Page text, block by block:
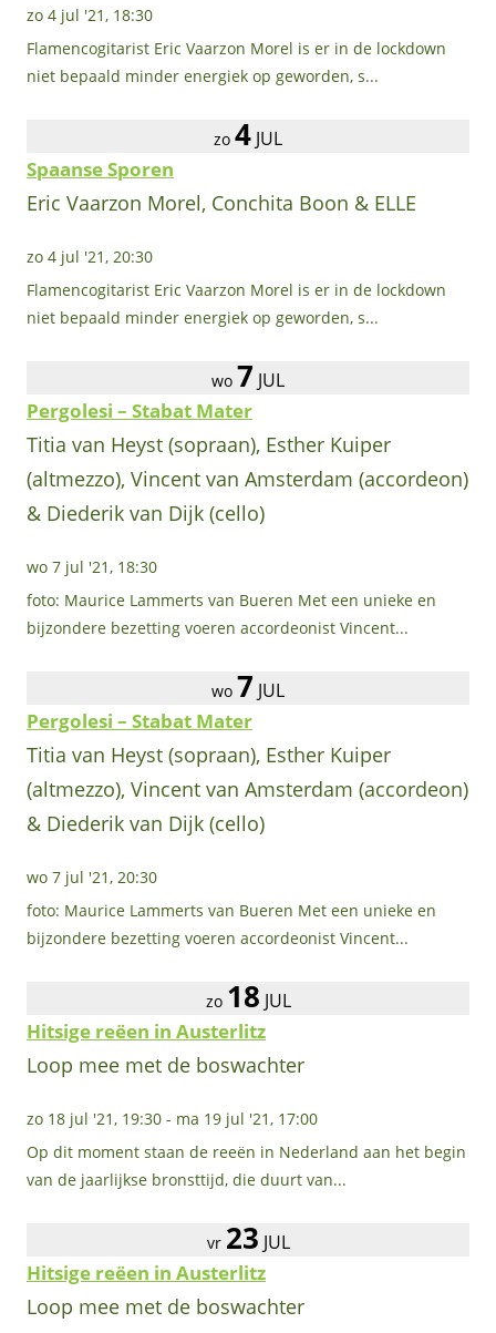
zo 4 jul '21, 18:30
Flamencogitarist Eric Vaarzon Morel is er in de lockdown
niet bepaald minder energiek op geworden, s...
zo 4 JUL
Spaanse Sporen
Eric Vaarzon Morel, Conchita Boon & ELLE
zo 4 jul '21, 20:30
Flamencogitarist Eric Vaarzon Morel is er in de lockdown
niet bepaald minder energiek op geworden, s...
wo 7 JUL
Pergolesi – Stabat Mater
Titia van Heyst (sopraan), Esther Kuiper
(altmezzo), Vincent van Amsterdam (accordeon)
& Diederik van Dijk (cello)
wo 7 jul '21, 18:30
foto: Maurice Lammerts van Bueren Met een unieke en
bijzondere bezetting voeren accordeonist Vincent...
wo 7 JUL
Pergolesi – Stabat Mater
Titia van Heyst (sopraan), Esther Kuiper
(altmezzo), Vincent van Amsterdam (accordeon)
& Diederik van Dijk (cello)
wo 7 jul '21, 20:30
foto: Maurice Lammerts van Bueren Met een unieke en
bijzondere bezetting voeren accordeonist Vincent...
zo 18 JUL
Hitsige reëen in Austerlitz
Loop mee met de boswachter
zo 18 jul '21, 19:30 - ma 19 jul '21, 17:00
Op dit moment staan de reeën in Nederland aan het begin
van de jaarlijkse bronsttijd, die duurt van...
vr 23 JUL
Hitsige reëen in Austerlitz
Loop mee met de boswachter